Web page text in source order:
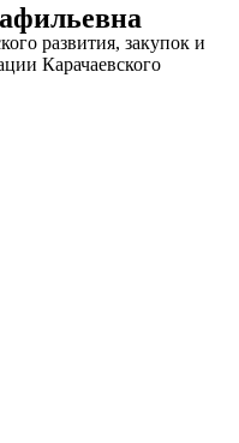
развития, закупок и
Карачаевского